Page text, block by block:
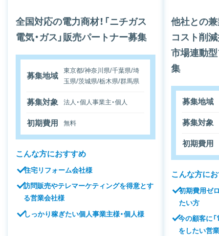
全国対応の電力商材！「ニチガス
電気・ガス」販売パートナー募集
募集地域
東京都/神奈川県/千葉県/埼
玉県/茨城県/栃木県/群馬県
募集対象 法人・個人事業主・個人
初期費用 無料
こんな方におすすめ
住宅リフォーム会社様
訪問販売やテレマーケティングを得意とす
る営業会社様
しっかり稼ぎたい個人事業主様・個人様
他社との兼
コスト削減
市場連動型
集
募集地域
募集対象
初期費用
こんな方に
初期費用ゼ
たい方
今の顧客に
をしたい営